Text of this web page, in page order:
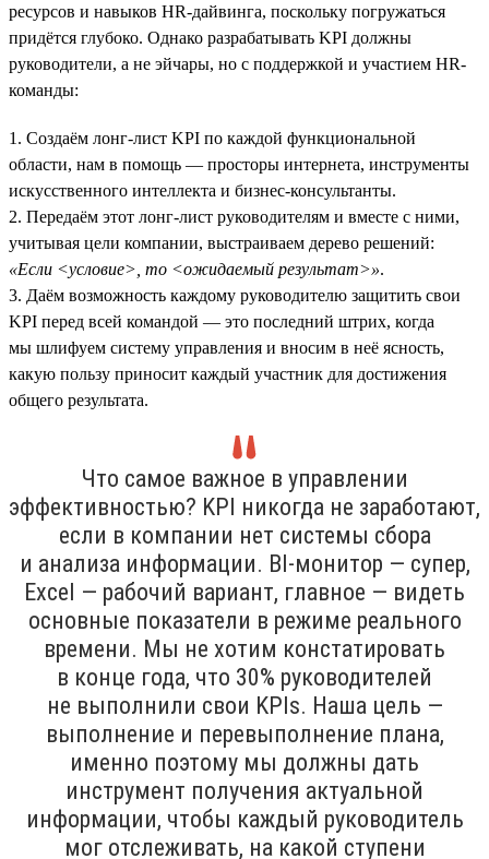
ресурсов и навыков HR-дайвинга, поскольку погружаться
придётся глубоко. Однако разрабатывать KPI должны
руководители, а не эйчары, но с поддержкой и участием HR-
команды:
1. Создаём лонг-лист KPI по каждой функциональной
области, нам в помощь — просторы интернета, инструменты
искусственного интеллекта и бизнес-консультанты.
2. Передаём этот лонг-лист руководителям и вместе с ними,
учитывая цели компании, выстраиваем дерево решений:
«Если <условие>, то <ожидаемый результат>».
3. Даём возможность каждому руководителю защитить свои
KPI перед всей командой — это последний штрих, когда
мы шлифуем систему управления и вносим в неё ясность,
какую пользу приносит каждый участник для достижения
общего результата.
Что самое важное в управлении
эффективностью? KPI никогда не заработают,
если в компании нет системы сбора
и анализа информации. BI-монитор — супер,
Excel — рабочий вариант, главное — видеть
основные показатели в режиме реального
времени. Мы не хотим констатировать
в конце года, что 30% руководителей
не выполнили свои KPIs. Наша цель —
выполнение и перевыполнение плана,
именно поэтому мы должны дать
инструмент получения актуальной
информации, чтобы каждый руководитель
мог отслеживать, на какой ступени